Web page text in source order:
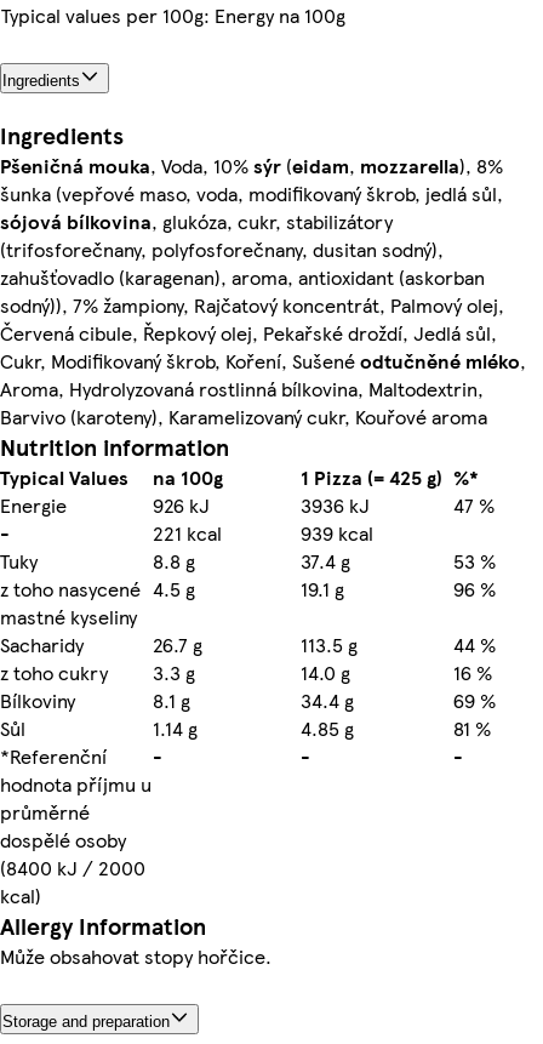
Typical values per 100g: Energy na 100g
Ingredients
Ingredients
Pšeničná mouka, Voda, 10%sýr (eidam, mozzarella), 8%
šunka (vepřové maso, voda, modifikovaný škrob, jedlá sůl,
sójová bílkovina, glukóza, cukr, stabilizátory
(trifosforečnany, polyfosforečnany, dusitan sodný),
zahušťovadlo (karagenan), aroma, antioxidant (askorban
sodný)), 7% žampiony, Rajčatový koncentrát, Palmový olej,
Červená cibule, Řepkový olej, Pekařské droždí, Jedlá sůl,
Cukr, Modifikovaný škrob, Koření, Sušenéodtučněné mléko,
Aroma, Hydrolyzovaná rostlinná bílkovina, Maltodextrin,
Barvivo (karoteny), Karamelizovaný cukr, Kouřové aroma
Nutrition information
Typical Values na 100g 1 Pizza (= 425 g) %*
Energie
926 kJ 3936 kJ
47 %
-
221 kcal
939 kcal
Tuky
8.8 g 37.4 g
53 %
z toho nasycené
mastné kyseliny
4.5 g 19.1 g
96 %
Sacharidy
26.7 g 113.5 g
44 %
z toho cukry
3.3 g 14.0 g
16 %
Bílkoviny
8.1 g 34.4 g
69 %
Sůl
1.14 g 4.85 g
81 %
*Referenční
hodnota příjmu u
průměrné
dospělé osoby
(8400 kJ / 2000
kcal)
- - -
Allergy Information
Může obsahovat stopy hořčice.
Storage and preparation